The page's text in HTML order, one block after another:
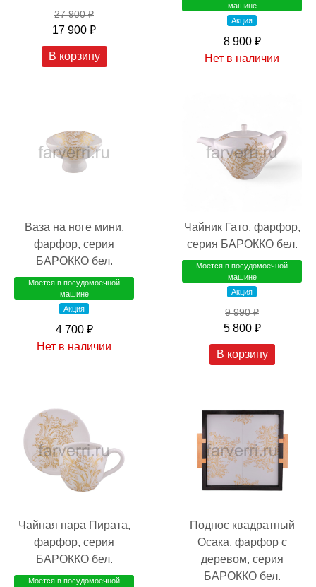
27 900 ₽
17 900 ₽
В корзину
машине
Акция
8 900 ₽
Нет в наличии
Ваза на ноге мини,
фарфор, серия
БАРОККО бел.
Моется в посудомоечной
машине
Акция
4 700 ₽
Нет в наличии
Чайник Гато, фарфор,
серия БАРОККО бел.
Моется в посудомоечной
машине
Акция
9 990 ₽
5 800 ₽
В корзину
Чайная пара Пирата,
фарфор, серия
БАРОККО бел.
Моется в посудомоечной
Поднос квадратный
Осака, фарфор с
деревом, серия
БАРОККО бел.